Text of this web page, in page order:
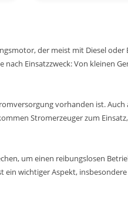
der meist mit Diesel oder
Einsatzzweck: Von kleinen
vorhanden ist. Auch
Stromerzeuger zum
um einen reibungslosen
ein wichtiger Aspekt,